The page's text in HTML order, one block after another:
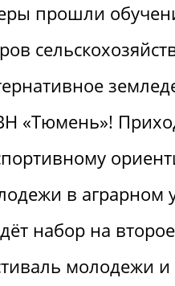
прошли
«Тюмень»!
в аграрном
набор на
молодежи